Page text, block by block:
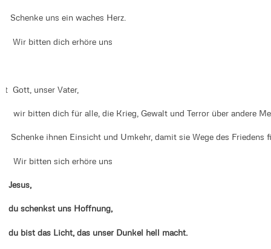
Schenke uns ein waches Herz.
bitten dich erhöre uns
Gott, unser Vater,
wir bitten dich für alle, die Krieg, Gewalt und Terror über andere
Schenke ihnen Einsicht und Umkehr, damit sie Wege des Friedens
bitten sich erhöre uns
Jesus,
du schenkst uns Hoffnung,
du bist das Licht, das unser Dunkel hell macht.